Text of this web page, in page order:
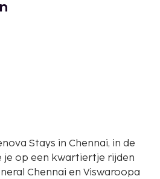
Stays in Chennai, in de
je op een kwartiertje rijden
Chennai en Viswaroopa